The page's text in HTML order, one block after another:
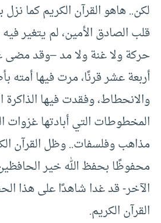
لكن.. هاهو القرآن الكريم كما
قلب الصادق الأمين، لم يتغير
حركة ولا غنة ولا مد –وقد مضى
أربعة عشر قرنًا، مرت فيها أمته
والانحطاط، وفقدت فيها الذاكرة
المخطوطات التي أبادتها غزوات
مذاهب وفلسفات.. وظل القرآن
محفوظًا بحفظ الله خير
الآخر- قد غدا شاهدًا على هذا
القرآن الكريم.